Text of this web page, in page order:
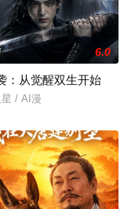
6.0
：从觉醒双生开始
/ AI漫